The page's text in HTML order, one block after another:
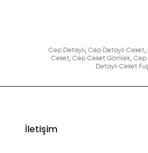
Cep Detaylı, Cep Detaylı Ceket,
Ceket, Cep Ceket Gömlek, Cep
Detaylı Ceket
İletişim